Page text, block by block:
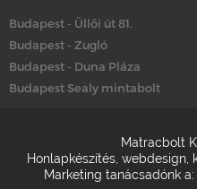
Budapest - Üllői út 81.
Budapest - Zugló
Budapest - Duna Pláza
Budapest Sealy mintabolt
Matracbolt
Honlapkészítés webdesign
Marketing tanácsadónk a: